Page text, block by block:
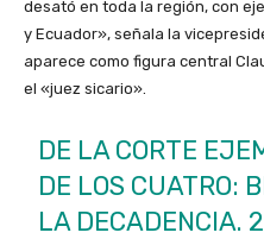
desató en toda la región, con
y Ecuador», señala la
aparece como figura central
el «juez sicario».
DE LA CORTE
DE LOS CUATRO:
LA DECADENCIA. 2